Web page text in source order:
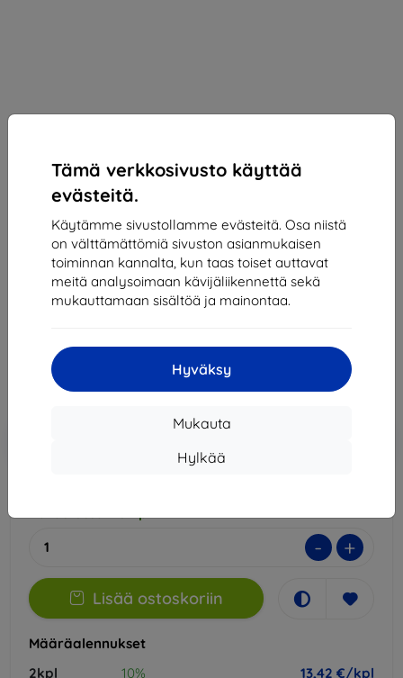
Tämä verkkosivusto käyttää
evästeitä.
Käytämme sivustollamme evästeitä. Osa niistä
on välttämättömiä sivuston asianmukaisen
toiminnan kannalta, kun taas toiset auttavat
meitä analysoimaan kävijäliikennettä sekä
mukauttamaan sisältöä ja mainontaa.
Hyväksy
Mukauta
Hylkää
3mk SilverProtection+ Protective film for Samsung
Galaxy A26 5G
Samsung Galaxy A26
13,42 €
Hinta ilman ALV:tä
Alennus kupongilla
- +
Lisää ostoskoriin
Määräalennukset
2kpl
10% 13,42 €/kpl